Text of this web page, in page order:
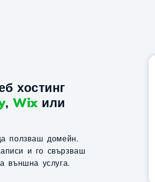
хостинг
, Wixили
ползваш домейн.
и го свързваш
външна услуга.